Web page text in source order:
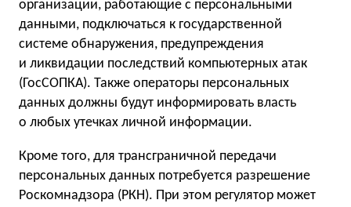
организации, работающие с персональными
данными, подключаться к государственной
системе обнаружения, предупреждения
и ликвидации последствий компьютерных атак
(ГосСОПКА). Также операторы персональных
данных должны будут информировать власть
о любых утечках личной информации.
Кроме того, для трансграничной передачи
персональных данных потребуется разрешение
Роскомнадзора (РКН). При этом регулятор может